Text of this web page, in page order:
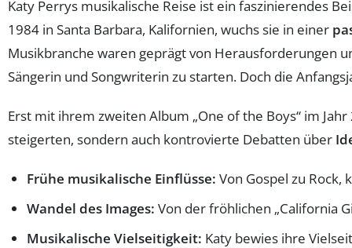
Katy Perrys musikalische Reise ist ein faszinierendes
1984 in Santa Barbara, Kalifornien, wuchs sie in einer
Musikbranche waren geprägt von Herausforderungen
Sängerin und Songwriterin zu starten. Doch die
Erst mit ihrem zweiten Album „One of the Boys“ im
steigerten, sondern auch kontrovierte Debatten über
Frühe musikalische Einflüsse: Von Gospel zu
Wandel des Images: Von der fröhlichen „California
Musikalische Vielseitigkeit: Katy bewies ihre